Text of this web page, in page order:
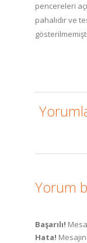
pencereleri
pahalıdır ve
Yorum
Başarılı!
Hata!